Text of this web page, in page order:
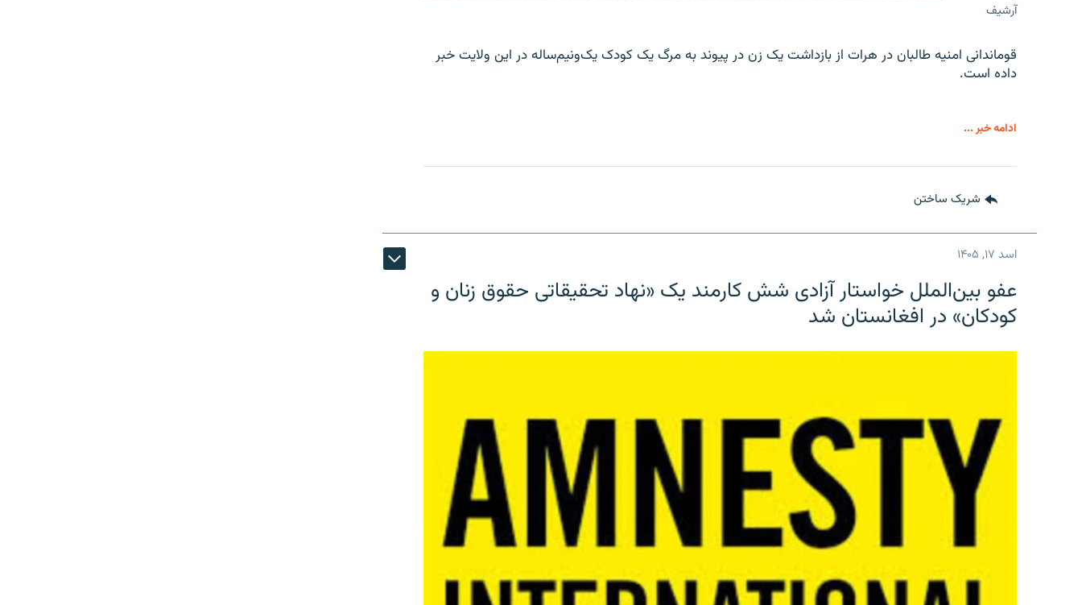
آرشیف
قوماندانی امنیه طالبان در هرات از بازداشت یک زن در پیوند به مرگ یک کودک یک‌ونیم‌ساله در این ولایت خبر
داده است.
ادامه خبر ...
شریک ساختن
اسد ۱۷, ۱۴۰۵
عفو بین‌الملل خواستار آزادی شش کارمند یک «نهاد تحقیقاتی حقوق زنان و
کودکان» در افغانستان شد